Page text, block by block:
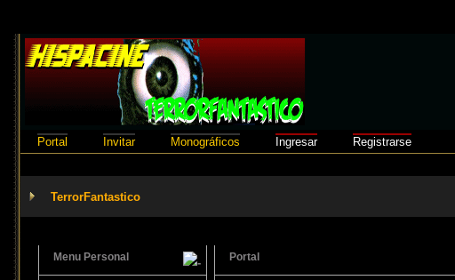
Portal Invitar Monográficos Ingresar Registrarse
TerrorFantastico
Menu Personal Portal